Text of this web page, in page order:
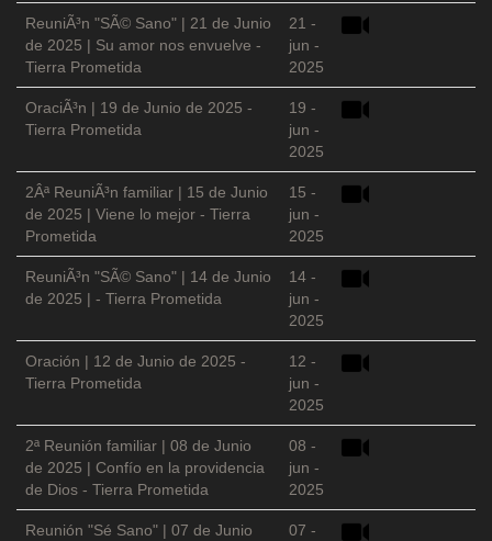
ReuniÃ³n "SÃ© Sano" | 21 de Junio
de 2025 | Su amor nos envuelve -
Tierra Prometida
21 -
jun -
2025
OraciÃ³n | 19 de Junio de 2025 -
Tierra Prometida
19 -
jun -
2025
2Âª ReuniÃ³n familiar | 15 de Junio
de 2025 | Viene lo mejor - Tierra
Prometida
15 -
jun -
2025
ReuniÃ³n "SÃ© Sano" | 14 de Junio
de 2025 | - Tierra Prometida
14 -
jun -
2025
Oración | 12 de Junio de 2025 -
Tierra Prometida
12 -
jun -
2025
2ª Reunión familiar | 08 de Junio
de 2025 | Confío en la providencia
de Dios - Tierra Prometida
08 -
jun -
2025
Reunión "Sé Sano" | 07 de Junio
07 -